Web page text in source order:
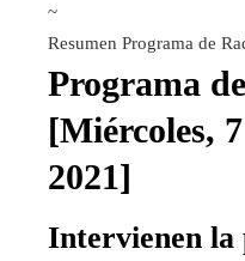
~
Resumen Programa de
Programa
[Miércoles,
2021]
Intervienen